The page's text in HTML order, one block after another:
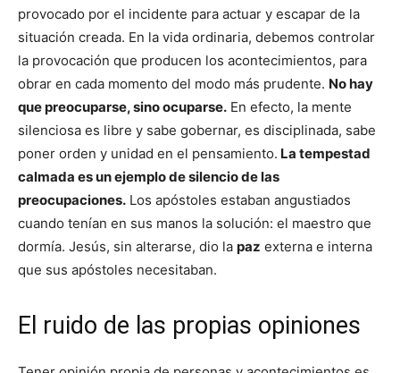
provocado por el incidente para actuar y escapar de la
situación creada. En la vida ordinaria, debemos controlar
la provocación que producen los acontecimientos, para
obrar en cada momento del modo más prudente. No hay
que preocuparse, sino ocuparse. En efecto, la mente
silenciosa es libre y sabe gobernar, es disciplinada, sabe
poner orden y unidad en el pensamiento. La tempestad
calmada es un ejemplo de silencio de las
preocupaciones. Los apóstoles estaban angustiados
cuando tenían en sus manos la solución: el maestro que
dormía. Jesús, sin alterarse, dio la paz externa e interna
que sus apóstoles necesitaban.
El ruido de las propias opiniones